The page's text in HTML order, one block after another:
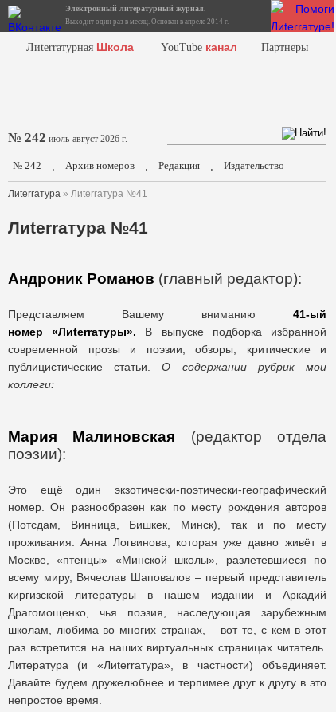
Электронный литературный журнал.
Выходит один раз в месяц. Основан в апреле 2014 г.
Лиterraтурная Школа YouTube канал Партнеры
№ 242 июль-август 2026 г.
№ 242 . Архив номеров . Редакция . Издательство
Лиterraтура » Лиterraтура №41
Лиterraтура №41
Андроник Романов (главный редактор):
Представляем Вашему вниманию 41-ый
номер «Лиterraтуры». В выпуске подборка избранной
современной прозы и поэзии, обзоры, критические и
публицистические статьи.О содержании рубрик мои
коллеги:
Мария Малиновская (редактор отдела
поэзии):
Это ещё один экзотически-поэтически-географический
номер. Он разнообразен как по месту рождения авторов
(Потсдам, Винница, Бишкек, Минск), так и по месту
проживания. Анна Логвинова, которая уже давно живёт в
Москве, «птенцы» «Минской школы», разлетевшиеся по
всему миру, Вячеслав Шаповалов – первый представитель
киргизской литературы в нашем издании и Аркадий
Драгомощенко, чья поэзия, наследующая зарубежным
школам, любима во многих странах, – вот те, с кем в этот
раз встретится на наших виртуальных страницах читатель.
Литература (и «Лиterraтура», в частности) объединяет.
Давайте будем дружелюбнее и терпимее друг к другу в это
непростое время.